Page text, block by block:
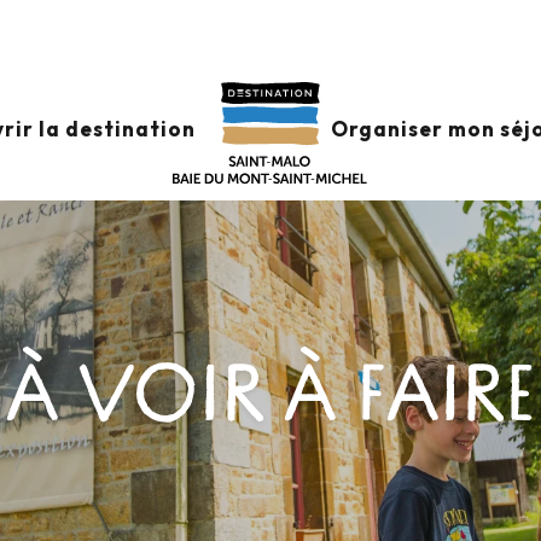
la destination Organiser mon
À VOIR À FAIRE